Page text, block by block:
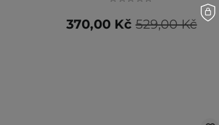
529,00 Kč
370,00 Kč